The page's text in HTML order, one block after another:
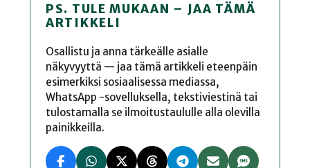
PS. TULE MUKAAN – JAA TÄMÄ
ARTIKKELI
Osallistu ja anna tärkeälle asialle
näkyvyyttä — jaa tämä artikkeli eteenpäin
esimerkiksi sosiaalisessa mediassa,
WhatsApp -sovelluksella, tekstiviestinä tai
tulostamalla se ilmoitustaululle alla olevilla
painikkeilla.